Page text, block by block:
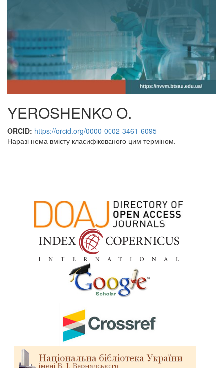
YEROSHENKO O.
ORCID: https://orcid.org/0000-0002-3461-6095
Наразі нема вмісту класифікованого цим терміном.